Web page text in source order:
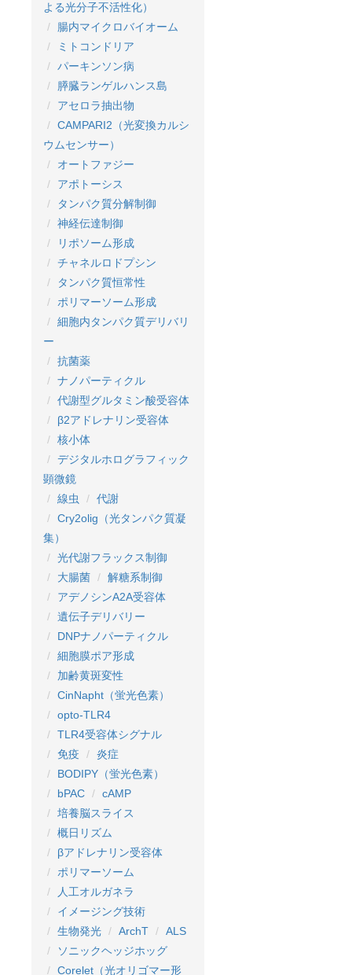
よる光分子不活性化）
腸内マイクロバイオーム
ミトコンドリア
パーキンソン病
膵臓ランゲルハンス島
アセロラ抽出物
CAMPARI2（光変換カルシ
ウムセンサー）
オートファジー
アポトーシス
タンパク質分解制御
神経伝達制御
リポソーム形成
チャネルロドプシン
タンパク質恒常性
ポリマーソーム形成
細胞内タンパク質デリバリ
ー
抗菌薬
ナノパーティクル
代謝型グルタミン酸受容体
β2アドレナリン受容体
核小体
デジタルホログラフィック
顕微鏡
線虫
代謝
Cry2olig（光タンパク質凝
集）
光代謝フラックス制御
大腸菌
解糖系制御
アデノシンA2A受容体
遺伝子デリバリー
DNPナノパーティクル
細胞膜ポア形成
加齢黄斑変性
CinNapht（蛍光色素）
opto-TLR4
TLR4受容体シグナル
免疫
炎症
BODIPY（蛍光色素）
bPAC
cAMP
培養脳スライス
概日リズム
βアドレナリン受容体
ポリマーソーム
人工オルガネラ
イメージング技術
生物発光
ArchT
ALS
ソニックヘッジホッグ
Corelet（光オリゴマー形